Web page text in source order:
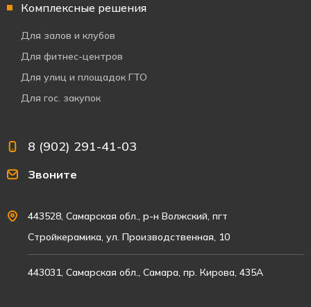
Комплексные решения
Для залов и клубов
Для фитнес-центров
Для улиц и площадок ГТО
Для гос. закупок
8 (902) 291-41-03
Звоните
443528, Самарская обл., р-н Волжский, пгт
Стройкерамика, ул. Производственная, 10
443031, Самарская обл., Самара, пр. Кирова, 435А